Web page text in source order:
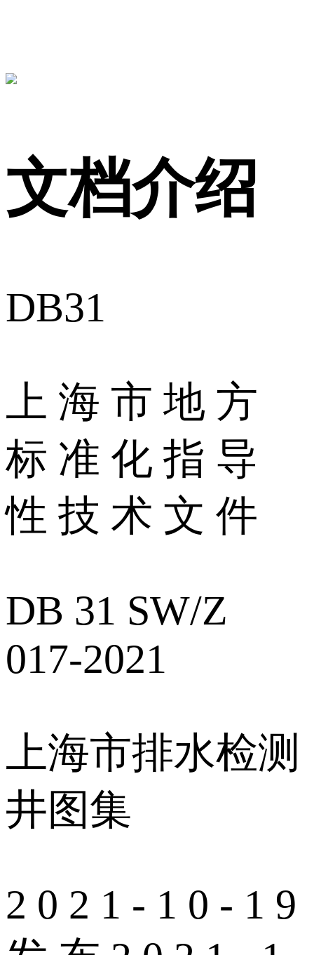
文档介绍
DB31
上 海 市 地 方
标 准 化 指 导
性 技 术 文 件
DB 31 SW/Z
017-2021
上海市排水检测
井图集
2 0 2 1 - 1 0 - 1 9